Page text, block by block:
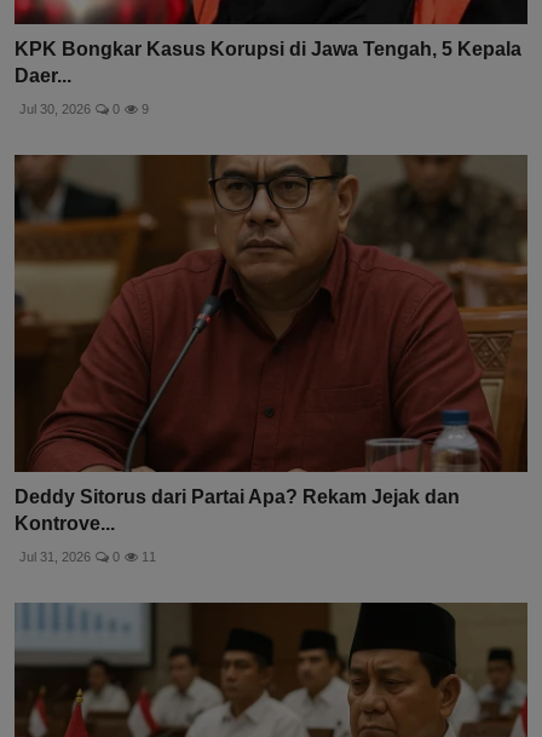
KPK Bongkar Kasus Korupsi di Jawa Tengah, 5 Kepala
Daer...
Jul 30, 2026 0 9
Deddy Sitorus dari Partai Apa? Rekam Jejak dan
Kontrove...
Jul 31, 2026 0 11